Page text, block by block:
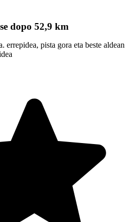
dopo 52,9 km
errepidea, pista gora eta beste aldean